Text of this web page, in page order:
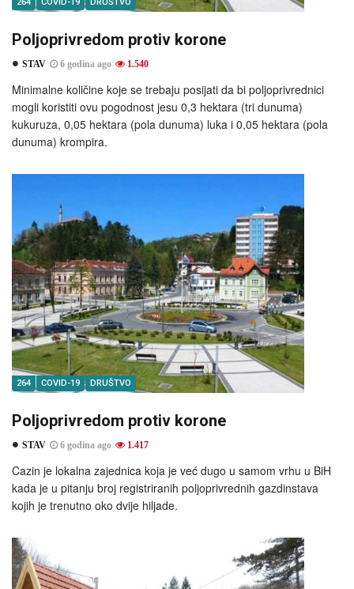
Poljoprivredom protiv korone
STAV 6 godina ago 1.540
Minimalne količine koje se trebaju posijati da bi poljoprivrednici
mogli koristiti ovu pogodnost jesu 0,3 hektara (tri dunuma)
kukuruza, 0,05 hektara (pola dunuma) luka i 0,05 hektara (pola
dunuma) krompira.
264 COVID-19 DRUŠTVO
Poljoprivredom protiv korone
STAV 6 godina ago 1.417
Cazin je lokalna zajednica koja je već dugo u samom vrhu u BiH
kada je u pitanju broj registriranih poljoprivrednih gazdinstava
kojih je trenutno oko dvije hiljade.